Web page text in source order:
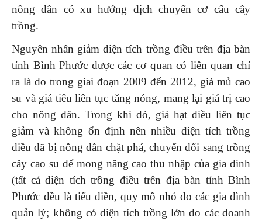
nông dân có xu hướng dịch chuyển cơ cấu cây
trồng.
Nguyên nhân giảm diện tích trồng điều trên địa bàn
tỉnh Bình Phước được các cơ quan có liên quan chỉ
ra là do trong giai đoạn 2009 đến 2012, giá mủ cao
su và giá tiêu liên tục tăng nóng, mang lại giá trị cao
cho nông dân. Trong khi đó, giá hạt điều liên tục
giảm và không ổn định nên nhiều diện tích trồng
điều đã bị nông dân chặt phá, chuyển đổi sang trồng
cây cao su để mong nâng cao thu nhập của gia đình
(tất cả diện tích trồng điều trên địa bàn tỉnh Bình
Phước đều là tiểu điền, quy mô nhỏ do các gia đình
quản lý; không có diện tích trồng lớn do các doanh